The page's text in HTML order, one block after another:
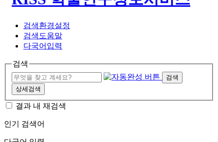
검색환경설정
검색도움말
다국어입력
검색
검색
상세검색
결과 내 재검색
인기 검색어